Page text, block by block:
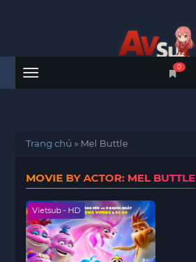
Menu
0
Trang chủ » Mel Buttle
MOVIE BY ACTOR: MEL BUTTLE
Vietsub - HD